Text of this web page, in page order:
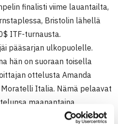
finalisti viime lauantailta,
Bristolin lähellä
ITF-turnausta.
pääsarjan ulkopuolelle.
hän on suoraan toisella
ottelusta Amanda
Italia. Nämä pelaavat
maanantaina
vastaan iltapäivällä.